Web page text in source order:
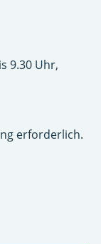
9.30 Uhr,
erforderlich.